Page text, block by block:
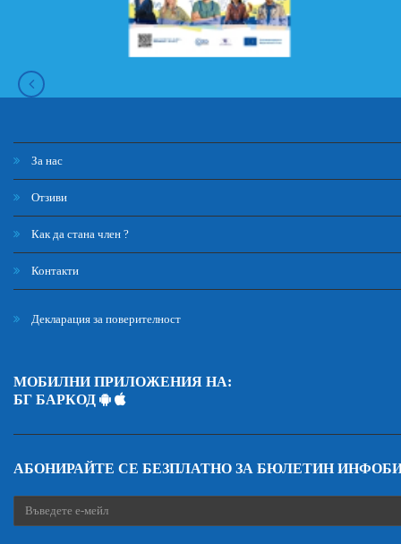
За нас
Отзиви
Как да стана член ?
Контакти
Декларация за поверителност
МОБИЛНИ ПРИЛОЖЕНИЯ НА:
БГ БАРКОД
АБОНИРАЙТЕ СЕ БЕЗПЛАТНО ЗА БЮЛЕТИН